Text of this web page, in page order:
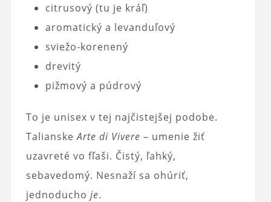
citrusový (tu je kráľ)
aromatický a levanduľový
sviežo-korenený
drevitý
pižmový a púdrový
To je unisex v tej najčistejšej podobe.
TalianskeArte di Vivere – umenie žiť
uzavreté vo fľaši. Čistý, ľahký,
sebavedomý. Nesnaží sa ohúriť,
jednoducho je.